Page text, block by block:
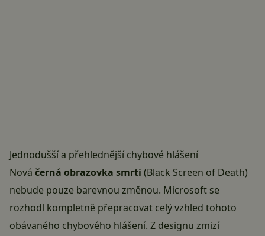
Jednodušší a přehlednější chybové hlášení
Nová černá obrazovka smrti (Black Screen of Death)
nebude pouze barevnou změnou. Microsoft se
rozhodl kompletně přepracovat celý vzhled tohoto
obávaného chybového hlášení. Z designu zmizí